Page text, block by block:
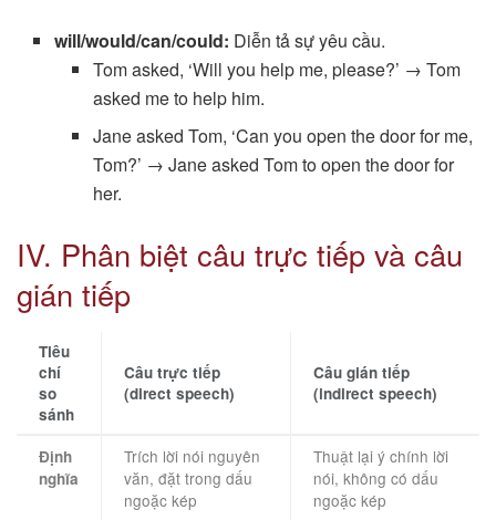
will/would/can/could: Diễn tả sự yêu cầu.
Tom asked, ‘Will you help me, please?’ → Tom
asked me to help him.
Jane asked Tom, ‘Can you open the door for me,
Tom?’ → Jane asked Tom to open the door for
her.
IV. Phân biệt câu trực tiếp và câu
gián tiếp
Tiêu
chí
so
sánh
Câu trực tiếp
(direct speech)
Câu gián tiếp
(indirect speech)
Định
nghĩa
Trích lời nói nguyên
văn, đặt trong dấu
ngoặc kép
Thuật lại ý chính lời
nói, không có dấu
ngoặc kép